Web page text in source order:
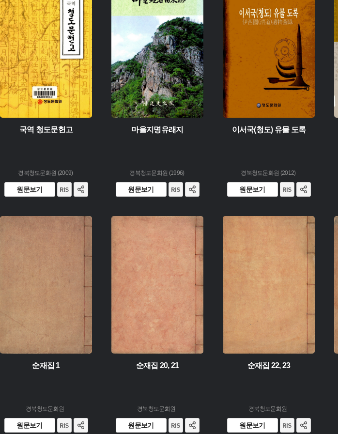
유형 :
생산 :
소장 :
국역 청도문헌고
경북청도문화원 (2009)
원문보기
유형 :
마을지명유래지
경북청도문화원 (1996)
원문보기
유형 :
생산 :
이서국(청도) 유물 도록
경북청도문화원 (2012)
원문보기
순재집 1
경북청도문화원
원문보기
순재집 20, 21
경북청도문화원
원문보기
순재집 22, 23
경북청도문화원
원문보기